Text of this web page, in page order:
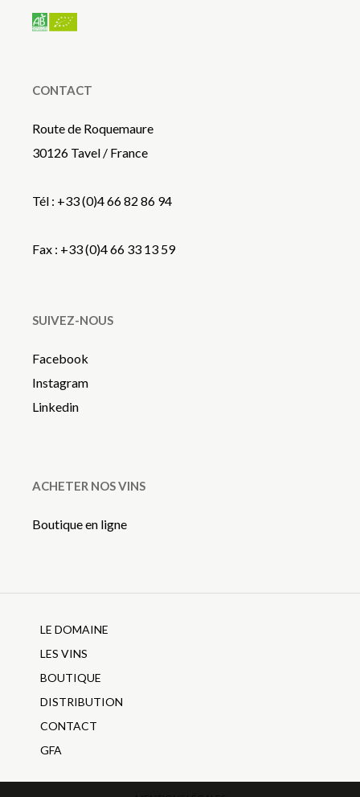
CONTACT
Route de Roquemaure
30126 Tavel / France
Tél : +33 (0)4 66 82 86 94
Fax : +33 (0)4 66 33 13 59
SUIVEZ-NOUS
Facebook
Instagram
Linkedin
ACHETER NOS VINS
Boutique en ligne
LE DOMAINE
LES VINS
BOUTIQUE
DISTRIBUTION
CONTACT
GFA